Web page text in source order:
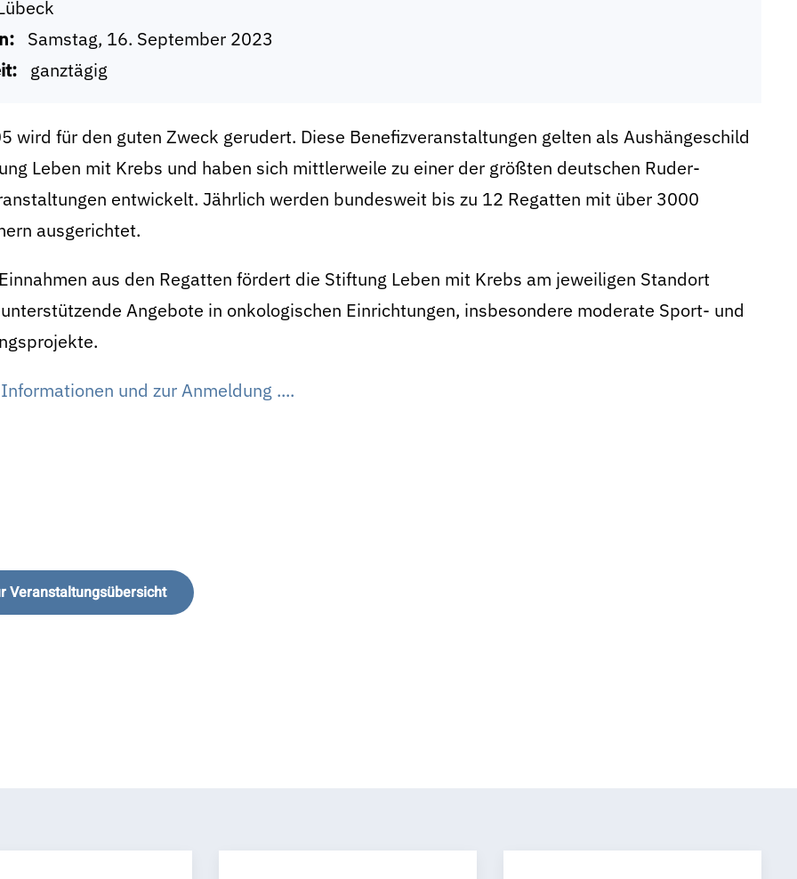
Samstag, 16. September 2023
ganztägig
wird für den guten Zweck gerudert. Diese Benefizveranstaltungen gelten als Aushängeschild
Leben mit Krebs und haben sich mittlerweile zu einer der größten deutschen Ruder-
entwickelt. Jährlich werden bundesweit bis zu 12 Regatten mit über 3000
ausgerichtet.
aus den Regatten fördert die Stiftung Leben mit Krebs am jeweiligen Standort
Angebote in onkologischen Einrichtungen, insbesondere moderate Sport- und
und zur Anmeldung ....
Veranstaltungsübersicht